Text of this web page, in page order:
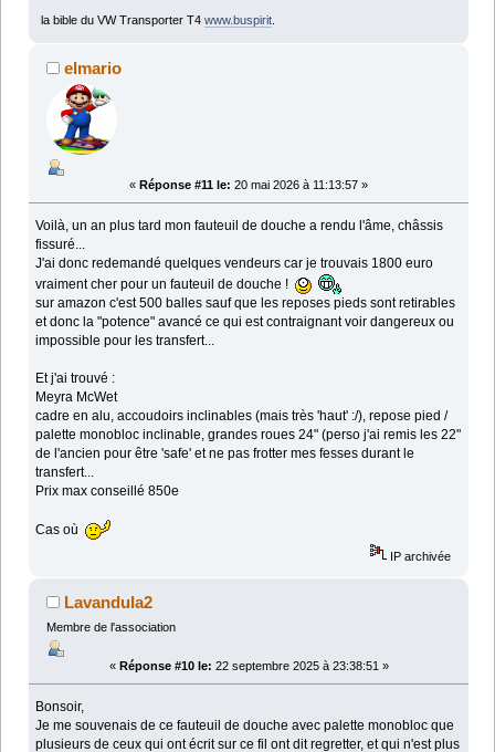
la bible du VW Transporter T4 www.buspirit.
elmario
« Réponse #11 le: 20 mai 2026 à 11:13:57 »
Voilà, un an plus tard mon fauteuil de douche a rendu l'âme, châssis
fissuré...
J'ai donc redemandé quelques vendeurs car je trouvais 1800 euro
vraiment cher pour un fauteuil de douche !
sur amazon c'est 500 balles sauf que les reposes pieds sont retirables
et donc la "potence" avancé ce qui est contraignant voir dangereux ou
impossible pour les transfert...
Et j'ai trouvé :
Meyra McWet
cadre en alu, accoudoirs inclinables (mais très 'haut' :/), repose pied /
palette monobloc inclinable, grandes roues 24" (perso j'ai remis les 22"
de l'ancien pour être 'safe' et ne pas frotter mes fesses durant le
transfert...
Prix max conseillé 850e
Cas où
IP archivée
Lavandula2
Membre de l'association
« Réponse #10 le: 22 septembre 2025 à 23:38:51 »
Bonsoir,
Je me souvenais de ce fauteuil de douche avec palette monobloc que
plusieurs de ceux qui ont écrit sur ce fil ont dit regretter, et qui n'est plus